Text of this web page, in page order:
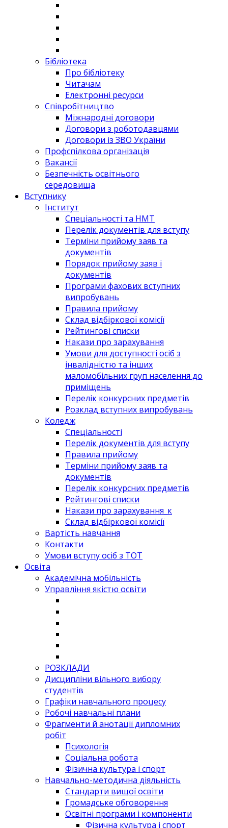
Бібліотека
Про бібліотеку
Читачам
Електронні ресурси
Співробітництво
Міжнародні договори
Договори з роботодавцями
Договори із ЗВО України
Профспілкова організація
Вакансії
Безпечність освітнього
середовища
Вступнику
Інститут
Спеціальності та НМТ
Перелік документів для вступу
Терміни прийому заяв та
документів
Порядок прийому заяв і
документів
Програми фахових вступних
випробувань
Правила прийому
Склад відбіркової комісії
Рейтингові списки
Накази про зарахування
Умови для доступності осіб з
інвалідністю та інших
маломобільних груп населення до
приміщень
Перелік конкурсних предметів
Розклад вступних випробувань
Коледж
Спеціальності
Перелік документів для вступу
Правила прийому
Терміни прийому заяв та
документів
Перелік конкурсних предметів
Рейтингові списки
Накази про зарахування_к
Склад відбіркової комісії
Вартість навчання
Контакти
Умови вступу осіб з ТОТ
Освіта
Академічна мобільність
Управління якістю освіти
РОЗКЛАДИ
Дисципліни вільного вибору
студентів
Графіки навчального процесу
Робочі навчальні плани
Фрагменти й анотації дипломних
робіт
Психологія
Соціальна робота
Фізична культура і спорт
Навчально-методична діяльність
Стандарти вищої освіти
Громадське обговорення
Освітні програми і компоненти
Фізична культура і спорт